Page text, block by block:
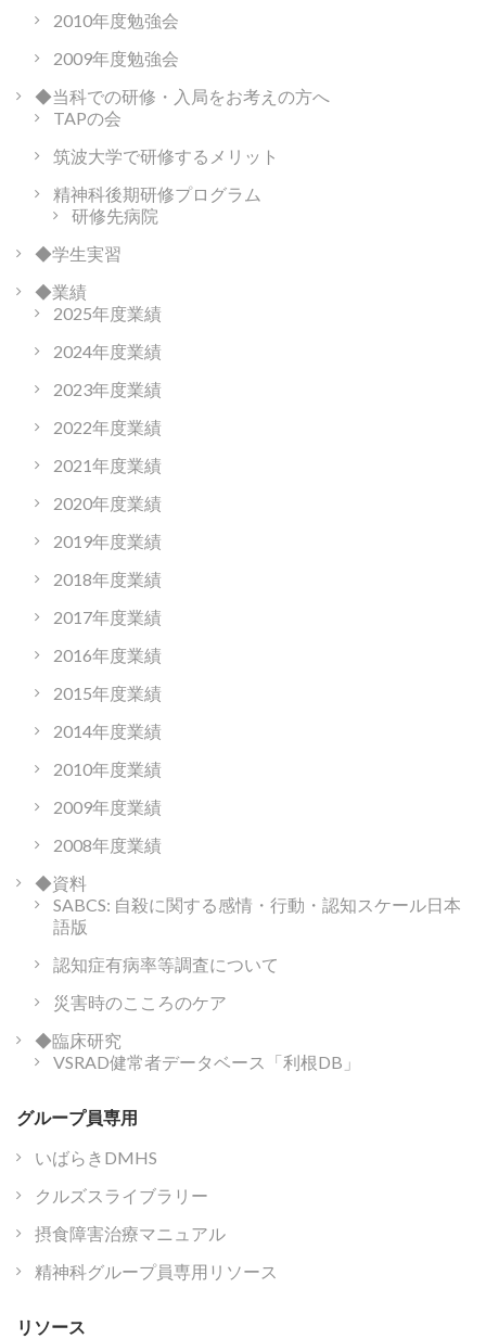
2010年度勉強会
2009年度勉強会
◆当科での研修・入局をお考えの方へ
TAPの会
筑波大学で研修するメリット
精神科後期研修プログラム
研修先病院
◆学生実習
◆業績
2025年度業績
2024年度業績
2023年度業績
2022年度業績
2021年度業績
2020年度業績
2019年度業績
2018年度業績
2017年度業績
2016年度業績
2015年度業績
2014年度業績
2010年度業績
2009年度業績
2008年度業績
◆資料
SABCS: 自殺に関する感情・行動・認知スケール日本
語版
認知症有病率等調査について
災害時のこころのケア
◆臨床研究
VSRAD健常者データベース「利根DB」
グループ員専用
いばらきDMHS
クルズスライブラリー
摂食障害治療マニュアル
精神科グループ員専用リソース
リソース